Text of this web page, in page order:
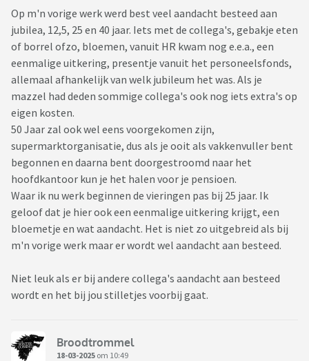
Op m'n vorige werk werd best veel aandacht besteed aan
jubilea, 12,5, 25 en 40 jaar. Iets met de collega's, gebakje eten
of borrel ofzo, bloemen, vanuit HR kwam nog e.e.a., een
eenmalige uitkering, presentje vanuit het personeelsfonds,
allemaal afhankelijk van welk jubileum het was. Als je
mazzel had deden sommige collega's ook nog iets extra's op
eigen kosten.
50 Jaar zal ook wel eens voorgekomen zijn,
supermarktorganisatie, dus als je ooit als vakkenvuller bent
begonnen en daarna bent doorgestroomd naar het
hoofdkantoor kun je het halen voor je pensioen.
Waar ik nu werk beginnen de vieringen pas bij 25 jaar. Ik
geloof dat je hier ook een eenmalige uitkering krijgt, een
bloemetje en wat aandacht. Het is niet zo uitgebreid als bij
m'n vorige werk maar er wordt wel aandacht aan besteed.
Niet leuk als er bij andere collega's aandacht aan besteed
wordt en het bij jou stilletjes voorbij gaat.
Broodtrommel
18-03-2025 om 10:49